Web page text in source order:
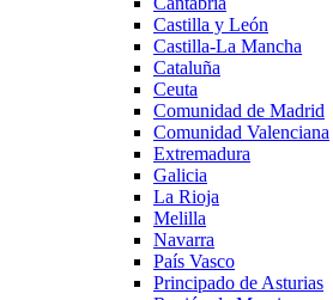
Castilla y León
Castilla-La Mancha
Cataluña
Ceuta
Comunidad de Madrid
Comunidad Valenciana
Extremadura
Galicia
La Rioja
Melilla
Navarra
País Vasco
Principado de Asturias